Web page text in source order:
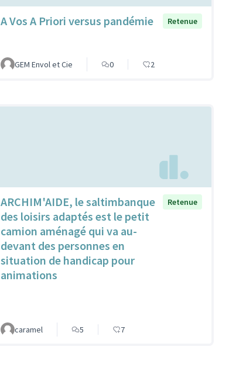
A Vos A Priori versus pandémie Retenue
GEM Envol et Cie 0 2
ARCHIM'AIDE, le saltimbanque
des loisirs adaptés est le petit
camion aménagé qui va au-
devant des personnes en
situation de handicap pour
animations
Retenue
caramel 5 7